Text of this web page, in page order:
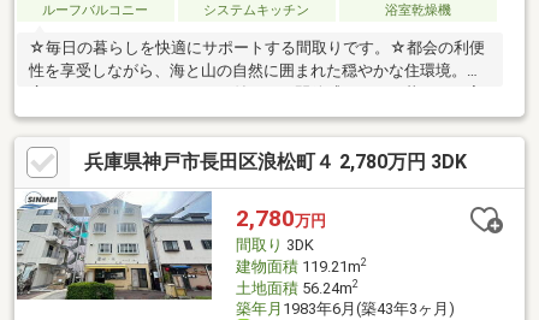
ルーフバルコニー
システムキッチン 浴室乾燥機
☆毎日の暮らしを快適にサポートする間取りです。☆都会の利便
性を享受しながら、海と山の自然に囲まれた穏やかな住環境。☆
広々としたルーフバルコニー付きで、開放感あふれる暮らしを実
現。 日々の軽い運動やリフレッシュにも最適。運動不足の解消
にも役立ちます。☆３階１０帖洋室は南向きの日差しがたくさん
入る住空間☆駐車場隣の三角スペースは、自転車や大型バイクの
駐車も可能☆須磨海浜公園まで徒歩約５００ｍ観光地の隣にあ
る、静かめな海沿い住宅エリア☆自宅から徒歩２００ｍナナ・フ
ァーム須磨では、産地直送の鮮度自慢の鮮魚、 神戸の老舗精肉
店、生産者の顔が見える青果店があり、お買い物が楽しくなりま
す。
兵庫県神戸市長田区浪松町４ 2,780万円 3DK
2,780万円
間取り 3DK
建物面積119.21m2
土地面積56.24m2
築年月 1983年6月(築43年3ヶ月)